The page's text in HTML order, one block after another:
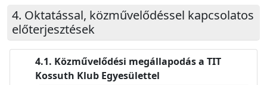
Oktatással, közművelődéssel kapcsolatos
előterjesztések
Közművelődési megállapodás a TIT
Kossuth Klub Egyesülettel